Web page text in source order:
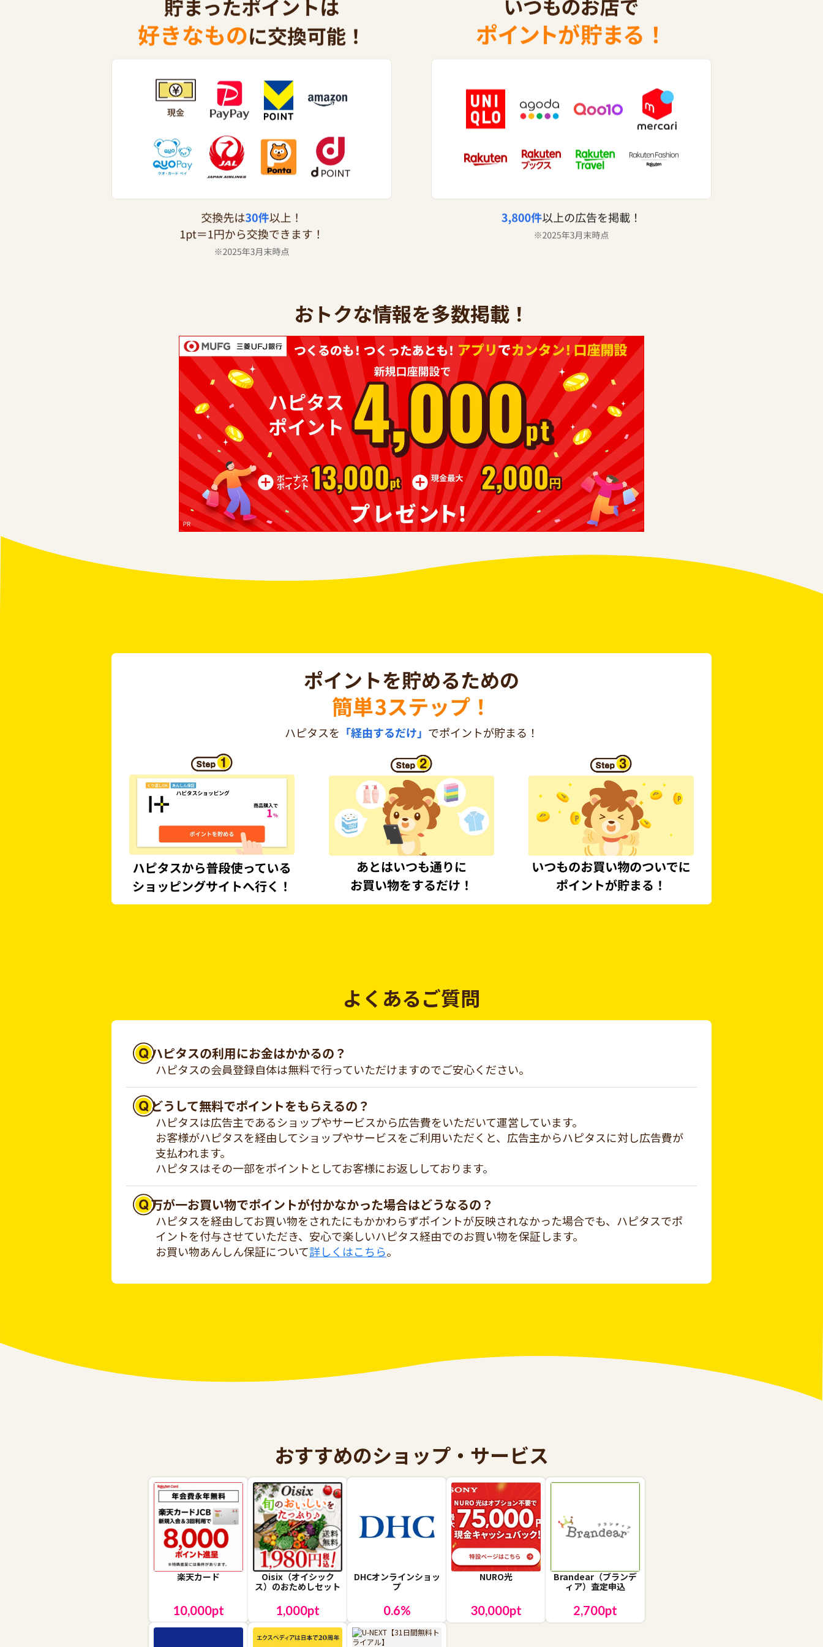
おトクな情報を多数掲載！
よくあるご質問
ハピタスの利用にお金はかかるの？
ハピタスの会員登録自体は無料で行っていただけますのでご安心ください。
どうして無料でポイントをもらえるの？
ハピタスは広告主であるショップやサービスから広告費をいただいて運営しています。
お客様がハピタスを経由してショップやサービスをご利用いただくと、広告主からハピタスに対し広告費が
支払われます。
ハピタスはその一部をポイントとしてお客様にお返ししております。
万が一お買い物でポイントが付かなかった場合はどうなるの？
ハピタスを経由してお買い物をされたにもかかわらずポイントが反映されなかった場合でも、ハピタスでポ
イントを付与させていただき、安心で楽しいハピタス経由でのお買い物を保証します。
お買い物あんしん保証について詳しくはこちら。
おすすめのショップ・サービス
楽天カード
10,000pt
Oisix（オイシック
ス）のおためしセット
1,000pt
DHCオンラインショッ
プ
0.6%
NURO光
30,000pt
Brandear（ブランデ
ィア）査定申込
2,700pt